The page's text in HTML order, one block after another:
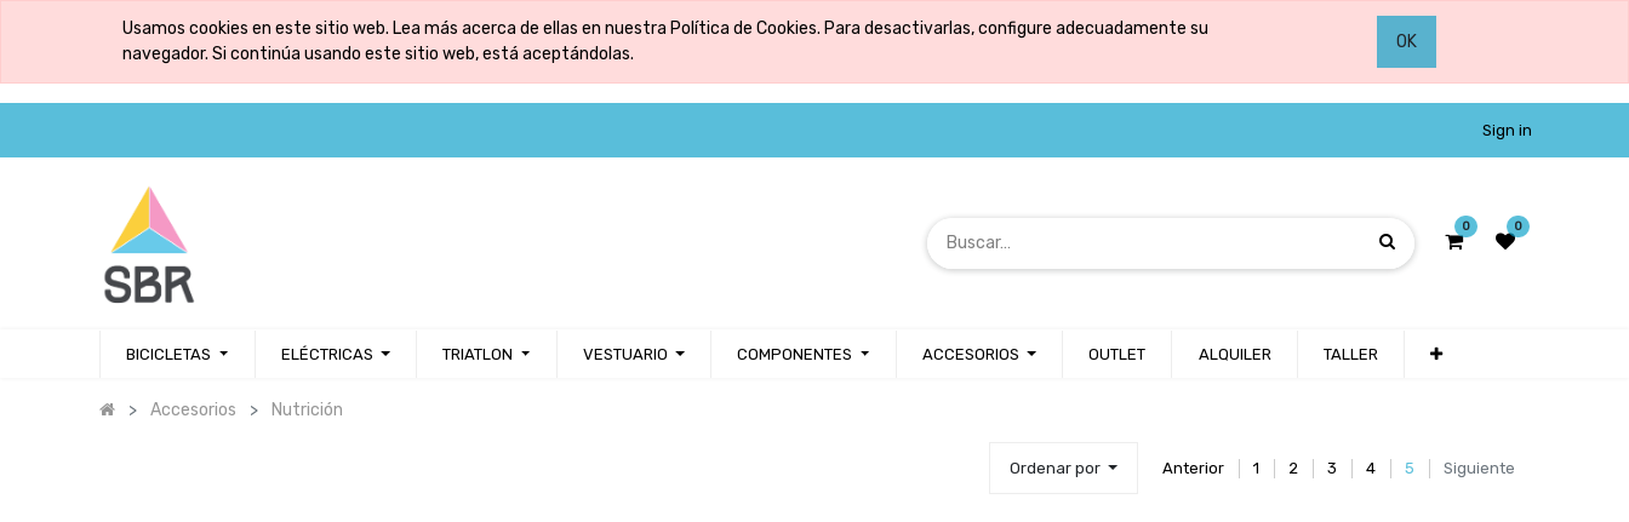
Usamos cookies en este sitio web. Lea más acerca de ellas en nuestra Política de Cookies. Para desactivarlas, configure adecuadamente su
navegador. Si continúa usando este sitio web, está aceptándolas.
OK
Sign in
0 0
BICICLETAS ELÉCTRICAS TRIATLON VESTUARIO COMPONENTES ACCESORIOS OUTLET ALQUILER TALLER
Accesorios Nutrición
Anterior 1 2 3 4 5 Siguiente
Ordenar por